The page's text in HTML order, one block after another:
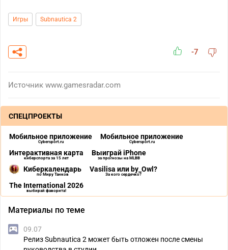
Игры Subnautica 2
-7
Источник www.gamesradar.com
СПЕЦПРОЕКТЫ
Мобильное приложение
Cybersport.ru
Мобильное приложение
Cybersport.ru
Интерактивная карта
киберспорта за 15 лет
Выиграй iPhone
за прогнозы на MLBB
Киберкалендарь
по Миру Танков
Vasilisa или by_Owl?
За кого сердечко?
The International 2026
выбирай фаворита!
Материалы по теме
09.07
Релиз Subnautica 2 может быть отложен после смены